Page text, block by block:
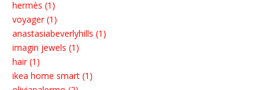
hermès (1)
voyager (1)
anastasiabeverlyhills (1)
imagin jewels (1)
hair (1)
ikea home smart (1)